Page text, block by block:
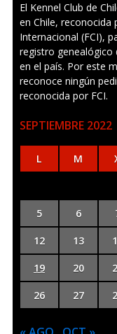
El Kennel Club de
en Chile, reconocida
Internacional (FCI),
registro genealógico
en el país. Por este
reconoce ningún
reconocida por FCI.
SEPTIEMBRE 2022
L M
5 6
12 13
19 20
26 27